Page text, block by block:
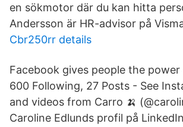
en sökmotor där du kan hitta
Andersson är HR-advisor på
Cbr250rr details
Facebook gives people the power
600 Following, 27 Posts - See
and videos from Carro 🍌
Caroline Edlunds profil på